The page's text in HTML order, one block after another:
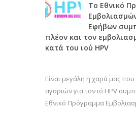
Το Εθνικό
Εφήβων
πλέον και τον
κατά του ιού HPV
Είναι μεγάλη η χαρά μας
αγοριών για τον ιό HPV
Εθνικό Πρόγραμμα